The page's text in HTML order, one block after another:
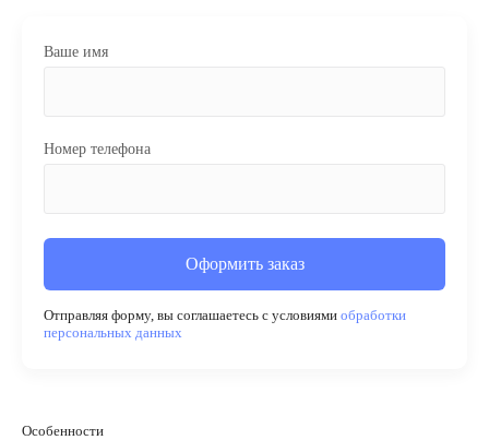
Ваше имя
Номер телефона
Оформить заказ
Отправляя форму, вы соглашаетесь с условиями обработки
персональных данных
Особенности